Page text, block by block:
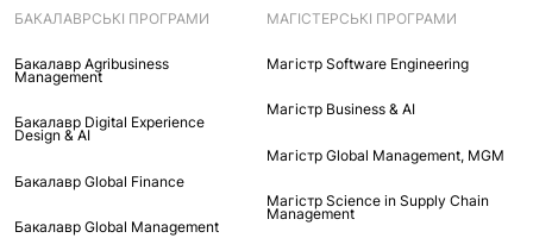
БАКАЛАВРСЬКІ ПРОГРАМИ
Бакалавр Agribusiness
Management
Бакалавр Digital Experience
Design & AI
Бакалавр Global Finance
Бакалавр Global Management
МАГІСТЕРСЬКІ ПРОГРАМИ
Maгістр Software Engineering
Maгістр Business & AI
Mагістр Global Management, MGM
Магістр Science in Supply Chain
Management